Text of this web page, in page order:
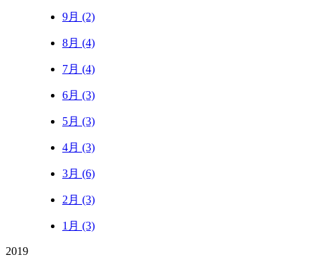
9月 (2)
8月 (4)
7月 (4)
6月 (3)
5月 (3)
4月 (3)
3月 (6)
2月 (3)
1月 (3)
2019